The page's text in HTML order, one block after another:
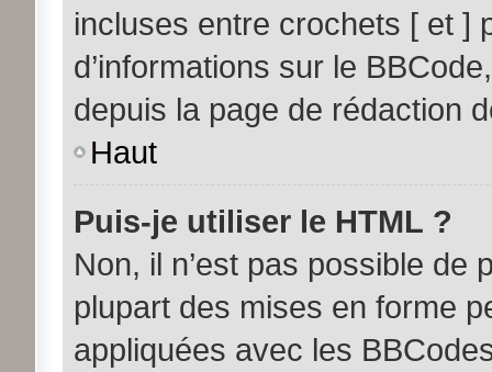
incluses entre crochets [ et ]
d’informations sur le
depuis la page de rédaction
Haut
Puis-je utiliser le HTML ?
Non, il n’est pas possible de
plupart des mises en forme
appliquées avec les